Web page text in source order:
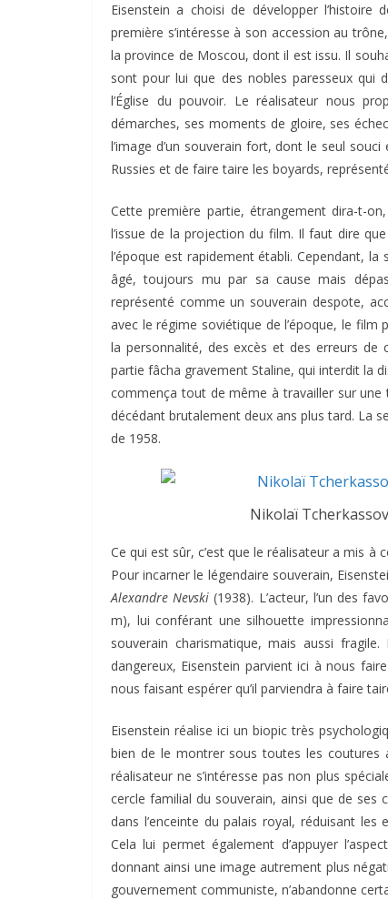
Eisenstein a choisi de développer
première s’intéresse à son accession au
la province de Moscou, dont il est issu. Il
sont pour lui que des nobles paresseux qui
l’Église du pouvoir. Le réalisateur nous
démarches, ses moments de gloire, ses
l’image d’un souverain fort, dont le seul
Russies et de faire taire les boyards,
Cette première partie, étrangement dira-t-
l’issue de la projection du film. Il faut dire
l’époque est rapidement établi. Cependant,
âgé, toujours mu par sa cause mais
représenté comme un souverain despote,
avec le régime soviétique de l’époque, le
la personnalité, des excès et des erreurs
partie fâcha gravement Staline, qui interdit la
commença tout de même à travailler sur
décédant brutalement deux ans plus tard. La
de 1958.
Nikolaï
Ce qui est sûr, c’est que le réalisateur a mis
Pour incarner le légendaire souverain,
Alexandre Nevski (1938). L’acteur, l’un des
m), lui conférant une silhouette
souverain charismatique, mais aussi
dangereux, Eisenstein parvient ici à nous
nous faisant espérer qu’il parviendra à faire
Eisenstein réalise ici un biopic très
bien de le montrer sous toutes les
réalisateur ne s’intéresse pas non plus
cercle familial du souverain, ainsi que de ses
dans l’enceinte du palais royal, réduisant
Cela lui permet également d’appuyer
donnant ainsi une image autrement plus
gouvernement communiste, n’abandonne